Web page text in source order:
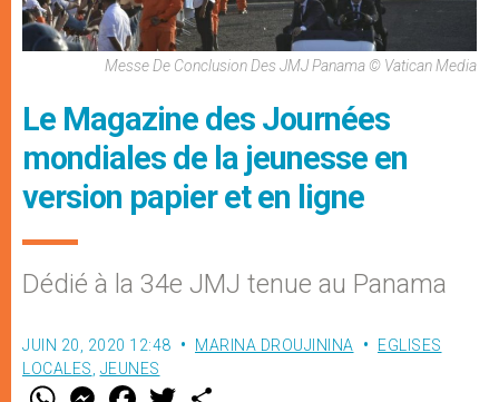
Messe De Conclusion Des JMJ Panama © Vatican Media
Le Magazine des Journées
mondiales de la jeunesse en
version papier et en ligne
Dédié à la 34e JMJ tenue au Panama
JUIN 20, 2020 12:48 MARINA DROUJININA
EGLISES
LOCALES JEUNES
W M F